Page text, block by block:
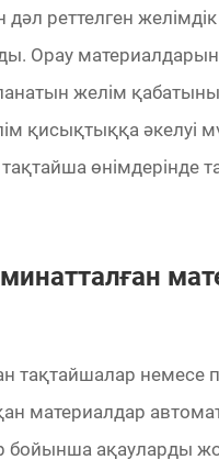
реттелген
Орау материалдарын
желім
қисықтыққа әкелуі
өнімдерінде
тақтайшалар немесе
материалдар
ақауларды